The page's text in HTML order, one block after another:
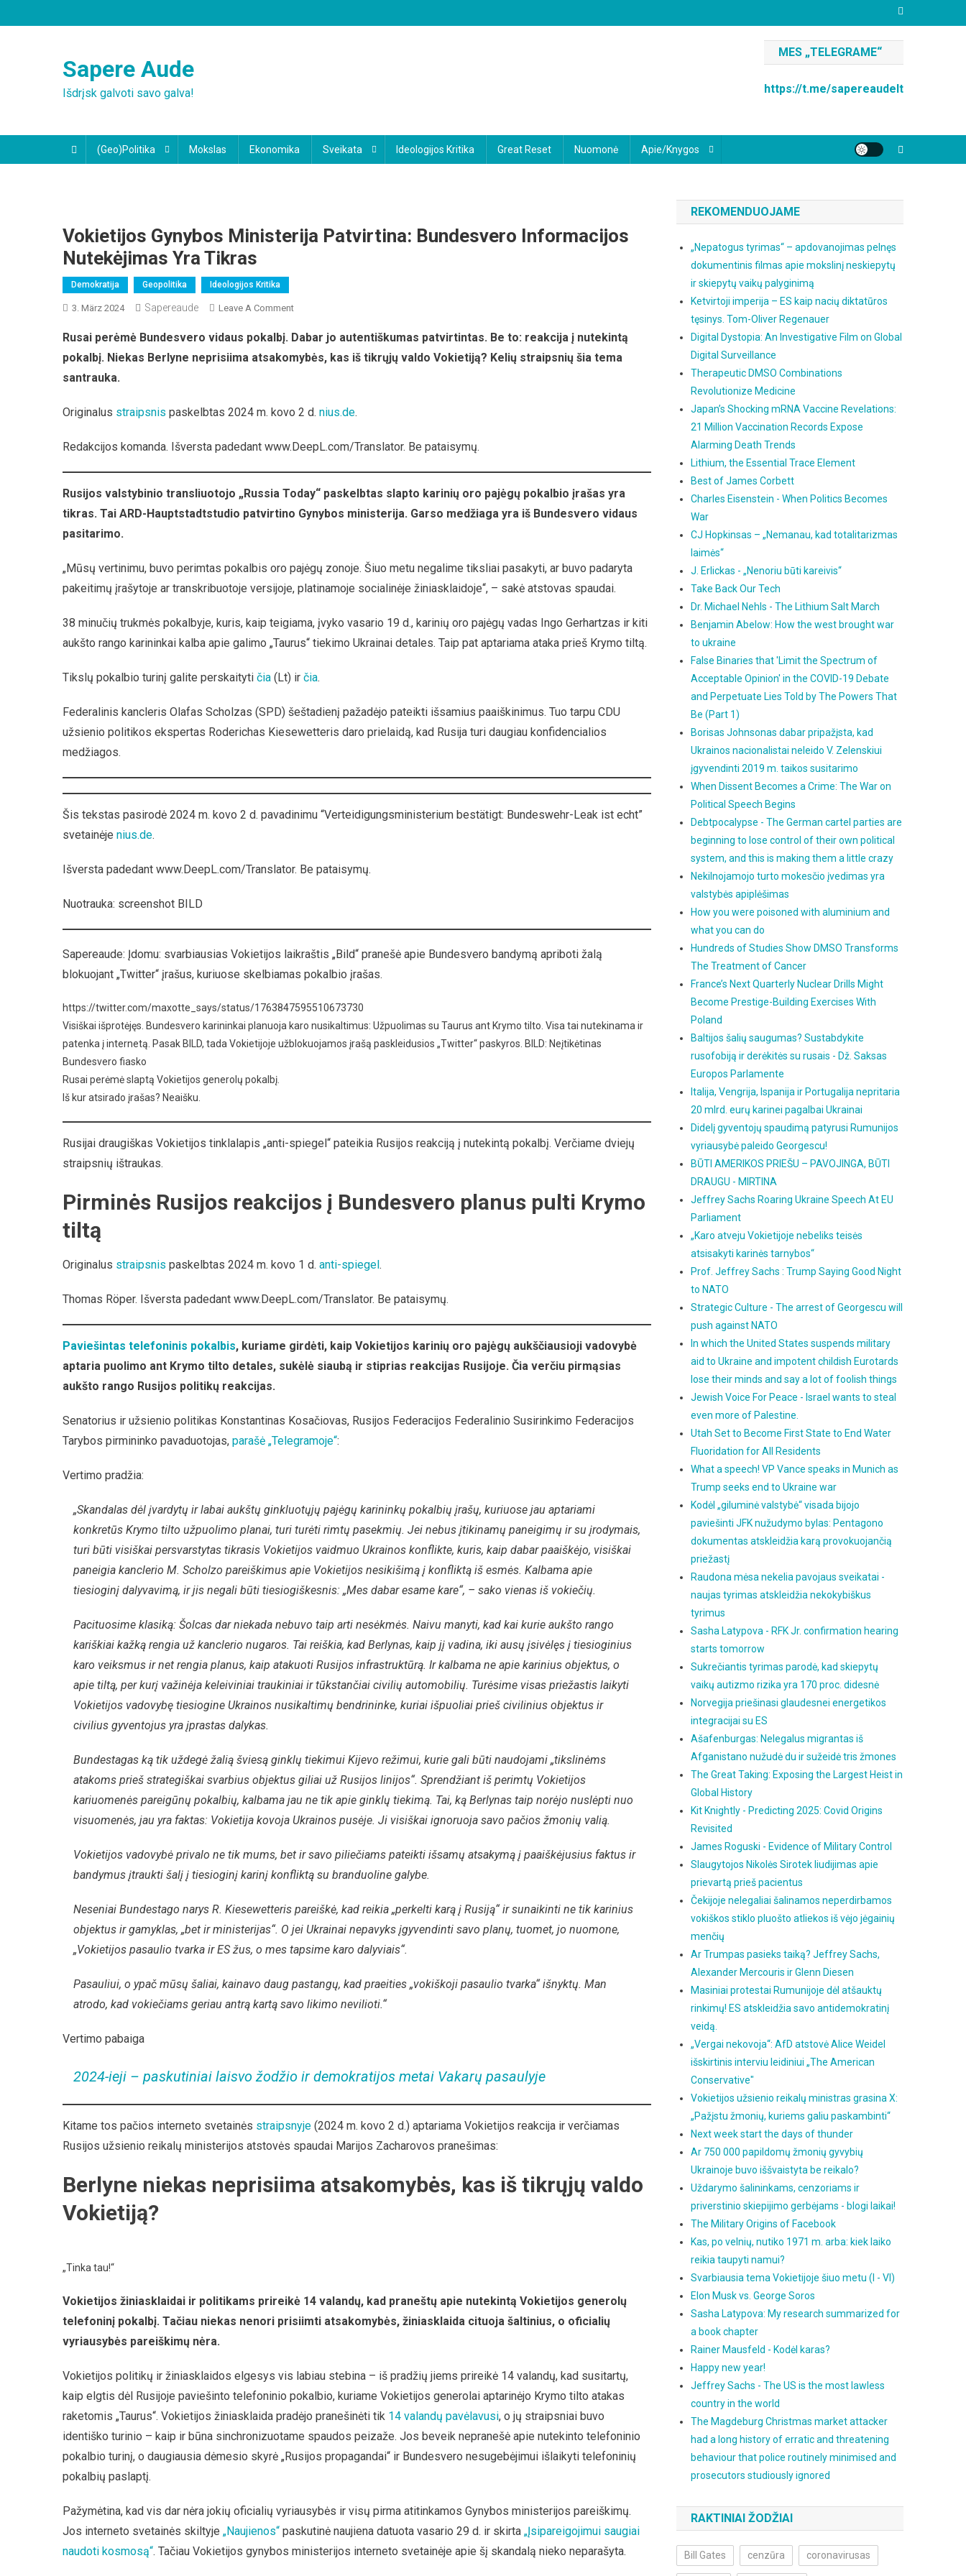
to
Sapere Aude
Išdrįsk galvoti savo galva!
MES „TELEGRAME“
https://t.me/sapereaudelt
(Geo)Politika Mokslas Ekonomika Sveikata Ideologijos Kritika Great Reset Nuomonė Apie/knygos
Vokietijos Gynybos Ministerija Patvirtina: Bundesvero Informacijos
Nutekėjimas Yra Tikras
Demokratija Geopolitika Ideologijos Kritika
3. März 2024 Sapereaude Leave A CommentOn
Gynybos
Ministerija
Informacijos
Yra
Tikras
Rusai perėmė Bundesvero vidaus pokalbį. Dabar jo autentiškumas patvirtintas. Be to: reakcija į nutekintą
pokalbį. Niekas Berlyne neprisiima atsakomybės, kas iš tikrųjų valdo Vokietiją? Kelių straipsnių šia tema
santrauka.
Originalus straipsnis paskelbtas 2024 m. kovo 2 d. nius.de.
Redakcijos komanda. Išversta padedant www.DeepL.com/Translator. Be pataisymų.
Rusijos valstybinio transliuotojo „Russia Today“ paskelbtas slapto karinių oro pajėgų pokalbio įrašas yra
tikras. Tai ARD-Hauptstadtstudio patvirtino Gynybos ministerija. Garso medžiaga yra iš Bundesvero vidaus
pasitarimo.
„Mūsų vertinimu, buvo perimtas pokalbis oro pajėgų zonoje. Šiuo metu negalime tiksliai pasakyti, ar buvo padaryta
pakeitimų įrašytoje ar transkribuotoje versijoje, platinamoje socialinėje žiniasklaidoje“, – sakė atstovas spaudai.
38 minučių trukmės pokalbyje, kuris, kaip teigiama, įvyko vasario 19 d., karinių oro pajėgų vadas Ingo Gerhartzas ir kiti
aukšto rango karininkai kalba apie galimo „Taurus“ tiekimo Ukrainai detales. Taip pat aptariama ataka prieš Krymo tiltą.
Tikslų pokalbio turinį galite perskaityti čia (Lt) ir čia.
Federalinis kancleris Olafas Scholzas (SPD) šeštadienį pažadėjo pateikti išsamius paaiškinimus. Tuo tarpu CDU
užsienio politikos ekspertas Roderichas Kiesewetteris daro prielaidą, kad Rusija turi daugiau konfidencialios
medžiagos.
Šis tekstas pasirodė 2024 m. kovo 2 d. pavadinimu “Verteidigungsministerium bestätigt: Bundeswehr-Leak ist echt”
svetainėje nius.de.
Išversta padedant www.DeepL.com/Translator. Be pataisymų.
Nuotrauka: screenshot BILD
Sapereaude: Įdomu: svarbiausias Vokietijos laikraštis „Bild“ pranešė apie Bundesvero bandymą apriboti žalą
blokuojant „Twitter“ įrašus, kuriuose skelbiamas pokalbio įrašas.
https://twitter.com/maxotte_says/status/1763847595510673730
Visiškai išprotėjęs. Bundesvero karininkai planuoja karo nusikaltimus: Užpuolimas su Taurus ant Krymo tilto. Visa tai nutekinama ir
patenka į internetą. Pasak BILD, tada Vokietijoje užblokuojamos įrašą paskleidusios „Twitter“ paskyros. BILD: Neįtikėtinas
Bundesvero fiasko
Rusai perėmė slaptą Vokietijos generolų pokalbį.
Iš kur atsirado įrašas? Neaišku.
Rusijai draugiškas Vokietijos tinklalapis „anti-spiegel“ pateikia Rusijos reakciją į nutekintą pokalbį. Verčiame dviejų
straipsnių ištraukas.
Pirminės Rusijos reakcijos į Bundesvero planus pulti Krymo
tiltą
Originalus straipsnis paskelbtas 2024 m. kovo 1 d. anti-spiegel.
Thomas Röper. Išversta padedant www.DeepL.com/Translator. Be pataisymų.
Paviešintas telefoninis pokalbis, kuriame girdėti, kaip Vokietijos karinių oro pajėgų aukščiausioji vadovybė
aptaria puolimo ant Krymo tilto detales, sukėlė siaubą ir stiprias reakcijas Rusijoje. Čia verčiu pirmąsias
aukšto rango Rusijos politikų reakcijas.
Senatorius ir užsienio politikas Konstantinas Kosačiovas, Rusijos Federacijos Federalinio Susirinkimo Federacijos
Tarybos pirmininko pavaduotojas, parašė „Telegramoje“:
Vertimo pradžia:
„Skandalas dėl įvardytų ir labai aukštų ginkluotųjų pajėgų karininkų pokalbių įrašų, kuriuose jau aptariami
konkretūs Krymo tilto užpuolimo planai, turi turėti rimtų pasekmių. Jei nebus įtikinamų paneigimų ir su įrodymais,
turi būti visiškai persvarstytas tikrasis Vokietijos vaidmuo Ukrainos konflikte, kuris, kaip dabar paaiškėjo, visiškai
paneigia kanclerio M. Scholzo pareiškimus apie Vokietijos nesikišimą į konfliktą iš esmės. Kalbama apie
tiesioginį dalyvavimą, ir jis negali būti tiesiogiškesnis: „Mes dabar esame kare“, – sako vienas iš vokiečių.
Pacituosime klasiką: Šolcas dar niekada nebuvo taip arti nesėkmės. Naivu manyti, kad kai kurie aukšto rango
kariškiai kažką rengia už kanclerio nugaros. Tai reiškia, kad Berlynas, kaip jį vadina, iki ausų įsivėlęs į tiesioginius
karo veiksmus ir net rengia planus, kaip atakuoti Rusijos infrastruktūrą. Ir kalbama ne apie karinius objektus, o
apie tiltą, per kurį važinėja keleiviniai traukiniai ir tūkstančiai civilių automobilių. Turėsime visas priežastis laikyti
Vokietijos vadovybę tiesiogine Ukrainos nusikaltimų bendrininke, kuriai išpuoliai prieš civilinius objektus ir
civilius gyventojus yra įprastas dalykas.
Bundestagas ką tik uždegė žalią šviesą ginklų tiekimui Kijevo režimui, kurie gali būti naudojami „tikslinėms
atakoms prieš strategiškai svarbius objektus giliai už Rusijos linijos“. Sprendžiant iš perimtų Vokietijos
kariuomenės pareigūnų pokalbių, kalbama jau ne tik apie ginklų tiekimą. Tai, ką Berlynas taip norėjo nuslėpti nuo
visuomenės, jau yra faktas: Vokietija kovoja Ukrainos pusėje. Ji visiškai ignoruoja savo pačios žmonių valią.
Vokietijos vadovybė privalo ne tik mums, bet ir savo piliečiams pateikti išsamų atsakymą į paaiškėjusius faktus ir
bandymus įtraukti šalį į tiesioginį karinį konfliktą su branduoline galybe.
Neseniai Bundestago narys R. Kiesewetteris pareiškė, kad reikia „perkelti karą į Rusiją“ ir sunaikinti ne tik karinius
objektus ir gamyklas, „bet ir ministerijas“. O jei Ukrainai nepavyks įgyvendinti savo planų, tuomet, jo nuomone,
„Vokietijos pasaulio tvarka ir ES žus, o mes tapsime karo dalyviais“.
Pasauliui, o ypač mūsų šaliai, kainavo daug pastangų, kad praeities „vokiškoji pasaulio tvarka“ išnyktų. Man
atrodo, kad vokiečiams geriau antrą kartą savo likimo nevilioti.“
Vertimo pabaiga
2024-ieji – paskutiniai laisvo žodžio ir demokratijos metai Vakarų pasaulyje
Kitame tos pačios interneto svetainės straipsnyje (2024 m. kovo 2 d.) aptariama Vokietijos reakcija ir verčiamas
Rusijos užsienio reikalų ministerijos atstovės spaudai Marijos Zacharovos pranešimas:
Berlyne niekas neprisiima atsakomybės, kas iš tikrųjų valdo
Vokietiją?
„Tinka tau!“
Vokietijos žiniasklaidai ir politikams prireikė 14 valandų, kad praneštų apie nutekintą Vokietijos generolų
telefoninį pokalbį. Tačiau niekas nenori prisiimti atsakomybės, žiniasklaida cituoja šaltinius, o oficialių
vyriausybės pareiškimų nėra.
Vokietijos politikų ir žiniasklaidos elgesys vis labiau stebina – iš pradžių jiems prireikė 14 valandų, kad susitartų,
kaip elgtis dėl Rusijoje paviešinto telefoninio pokalbio, kuriame Vokietijos generolai aptarinėjo Krymo tilto atakas
raketomis „Taurus“. Vokietijos žiniasklaida pradėjo pranešinėti tik 14 valandų pavėlavusi, o jų straipsniai buvo
identiško turinio – kaip ir būna sinchronizuotame spaudos peizaže. Jos beveik nepranešė apie nutekinto telefoninio
pokalbio turinį, o daugiausia dėmesio skyrė „Rusijos propagandai“ ir Bundesvero nesugebėjimui išlaikyti telefoninių
pokalbių paslaptį.
Pažymėtina, kad vis dar nėra jokių oficialių vyriausybės ir visų pirma atitinkamos Gynybos ministerijos pareiškimų.
Jos interneto svetainės skiltyje „Naujienos“ paskutinė naujiena datuota vasario 29 d. ir skirta „Įsipareigojimui saugiai
naudoti kosmosą“. Tačiau Vokietijos gynybos ministerijos interneto svetainėje apie šį skandalą nieko neparašyta.
REKOMENDUOJAME
„Nepatogus tyrimas“ – apdovanojimas pelnęs
dokumentinis filmas apie mokslinį neskiepytų
ir skiepytų vaikų palyginimą
Ketvirtoji imperija – ES kaip nacių diktatūros
tęsinys. Tom-Oliver Regenauer
Digital Dystopia: An Investigative Film on Global
Digital Surveillance
Therapeutic DMSO Combinations
Revolutionize Medicine
Japan’s Shocking mRNA Vaccine Revelations:
21 Million Vaccination Records Expose
Alarming Death Trends
Lithium, the Essential Trace Element
Best of James Corbett
Charles Eisenstein - When Politics Becomes
War
CJ Hopkinsas – „Nemanau, kad totalitarizmas
laimės“
J. Erlickas - „Nenoriu būti kareivis“
Take Back Our Tech
Dr. Michael Nehls - The Lithium Salt March
Benjamin Abelow: How the west brought war
to ukraine
False Binaries that 'Limit the Spectrum of
Acceptable Opinion' in the COVID-19 Debate
and Perpetuate Lies Told by The Powers That
Be (Part 1)
Borisas Johnsonas dabar pripažįsta, kad
Ukrainos nacionalistai neleido V. Zelenskiui
įgyvendinti 2019 m. taikos susitarimo
When Dissent Becomes a Crime: The War on
Political Speech Begins
Debtpocalypse - The German cartel parties are
beginning to lose control of their own political
system, and this is making them a little crazy
Nekilnojamojo turto mokesčio įvedimas yra
valstybės apiplėšimas
How you were poisoned with aluminium and
what you can do
Hundreds of Studies Show DMSO Transforms
The Treatment of Cancer
France’s Next Quarterly Nuclear Drills Might
Become Prestige-Building Exercises With
Poland
Baltijos šalių saugumas? Sustabdykite
rusofobiją ir derėkitės su rusais - Dž. Saksas
Europos Parlamente
Italija, Vengrija, Ispanija ir Portugalija nepritaria
20 mlrd. eurų karinei pagalbai Ukrainai
Didelį gyventojų spaudimą patyrusi Rumunijos
vyriausybė paleido Georgescu!
BŪTI AMERIKOS PRIEŠU – PAVOJINGA, BŪTI
DRAUGU - MIRTINA
Jeffrey Sachs Roaring Ukraine Speech At EU
Parliament
„Karo atveju Vokietijoje nebeliks teisės
atsisakyti karinės tarnybos“
Prof. Jeffrey Sachs : Trump Saying Good Night
to NATO
Strategic Culture - The arrest of Georgescu will
push against NATO
In which the United States suspends military
aid to Ukraine and impotent childish Eurotards
lose their minds and say a lot of foolish things
Jewish Voice For Peace - Israel wants to steal
even more of Palestine.
Utah Set to Become First State to End Water
Fluoridation for All Residents
What a speech! VP Vance speaks in Munich as
Trump seeks end to Ukraine war
Kodėl „giluminė valstybė“ visada bijojo
paviešinti JFK nužudymo bylas: Pentagono
dokumentas atskleidžia karą provokuojančią
priežastį
Raudona mėsa nekelia pavojaus sveikatai -
naujas tyrimas atskleidžia nekokybiškus
tyrimus
Sasha Latypova - RFK Jr. confirmation hearing
starts tomorrow
Sukrečiantis tyrimas parodė, kad skiepytų
vaikų autizmo rizika yra 170 proc. didesnė
Norvegija priešinasi glaudesnei energetikos
integracijai su ES
Ašafenburgas: Nelegalus migrantas iš
Afganistano nužudė du ir sužeidė tris žmones
The Great Taking: Exposing the Largest Heist in
Global History
Kit Knightly - Predicting 2025: Covid Origins
Revisited
James Roguski - Evidence of Military Control
Slaugytojos Nikolės Sirotek liudijimas apie
prievartą prieš pacientus
Čekijoje nelegaliai šalinamos neperdirbamos
vokiškos stiklo pluošto atliekos iš vėjo jėgainių
menčių
Ar Trumpas pasieks taiką? Jeffrey Sachs,
Alexander Mercouris ir Glenn Diesen
Masiniai protestai Rumunijoje dėl atšauktų
rinkimų! ES atskleidžia savo antidemokratinį
veidą.
„Vergai nekovoja“: AfD atstovė Alice Weidel
išskirtinis interviu leidiniui „The American
Conservative"
Vokietijos užsienio reikalų ministras grasina X:
„Pažįstu žmonių, kuriems galiu paskambinti“
Next week start the days of thunder
Ar 750 000 papildomų žmonių gyvybių
Ukrainoje buvo iššvaistyta be reikalo?
Uždarymo šalininkams, cenzoriams ir
priverstinio skiepijimo gerbėjams - blogi laikai!
The Military Origins of Facebook
Kas, po velnių, nutiko 1971 m. arba: kiek laiko
reikia taupyti namui?
Svarbiausia tema Vokietijoje šiuo metu (I - VI)
Elon Musk vs. George Soros
Sasha Latypova: My research summarized for
a book chapter
Rainer Mausfeld - Kodėl karas?
Happy new year!
Jeffrey Sachs - The US is the most lawless
country in the world
The Magdeburg Christmas market attacker
had a long history of erratic and threatening
behaviour that police routinely minimised and
prosecutors studiously ignored
RAKTINIAI ŽODŽIAI
Bill Gates cenzūra coronavirusas